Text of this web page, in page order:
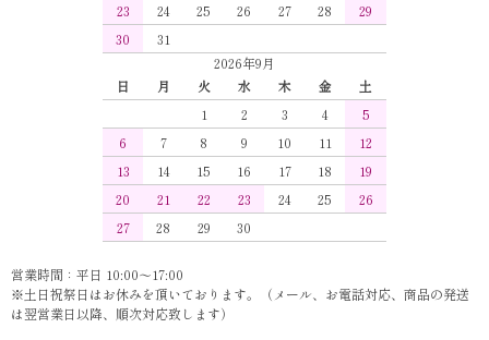
23
24 25 26 27 28
29
30
31
2026年9月
日
月 火 水 木 金
土
1
2 3 4
5
6
7 8 9 10 11
12
13
14 15 16 17 18
19
20
21 22 23 24 25
26
27
28 29 30
営業時間：平日 10:00～17:00
※土日祝祭日はお休みを頂いております。（メール、お電話対応、商品の発送
は翌営業日以降、順次対応致します）